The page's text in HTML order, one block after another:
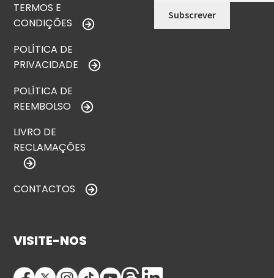
TERMOS E
CONDIÇÕES
POLÍTICA DE
PRIVACIDADE
POLÍTICA DE
REEMBOLSO
LIVRO DE
RECLAMAÇÕES
CONTACTOS
VISITE-NOS